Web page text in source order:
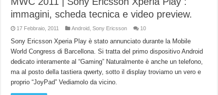
immagini, scheda tecnica e video preview.
17 Febbraio, 2011 Android ,Sony Ericsson 10
Sony Ericsson Xperia Play è stato annunciato durante la Mobile
World Congress di Barcellona. Si tratta del primo dispositivo Android
dedicato interamente al “Gaming” Naturalmente è anche un telefono,
ma al posto della tastiera qwerty, sotto il display troviamo un vero e
proprio “JoyPad” Vediamolo da vicino.